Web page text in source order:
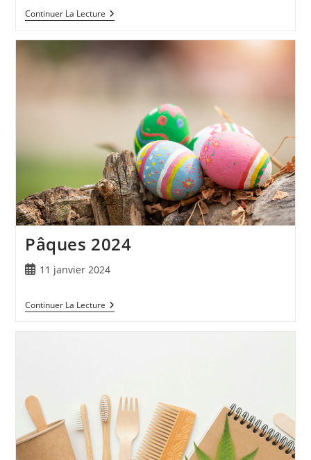
Continuer La Lecture
Pâques 2024
11 janvier 2024
Continuer La Lecture